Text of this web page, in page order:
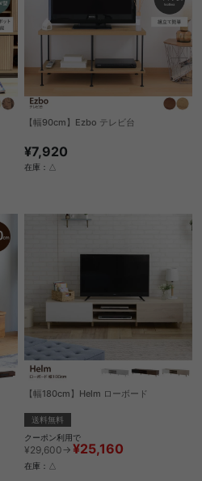
【幅90cm】Ezbo テレビ台
¥7,920
在庫：△
【幅180cm】Helm ローボード
送料無料
クーポン利用で
¥29,600→ ¥25,160
在庫：△